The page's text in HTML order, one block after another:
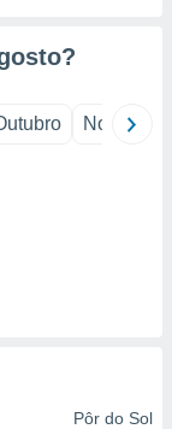
?
Novembro
Pôr do Sol